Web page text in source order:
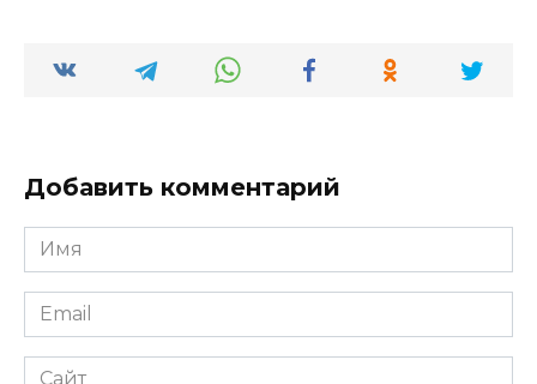
Добавить комментарий
Имя
*
Email
*
Сайт